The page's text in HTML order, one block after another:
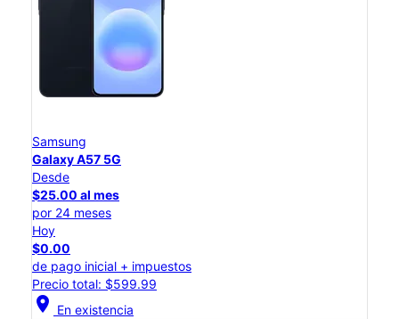
Samsung
Galaxy A57 5G
Desde
$25.00 al mes
por 24 meses
Hoy
$0.00
de pago inicial + impuestos
Precio total: $599.99
location_on En existencia